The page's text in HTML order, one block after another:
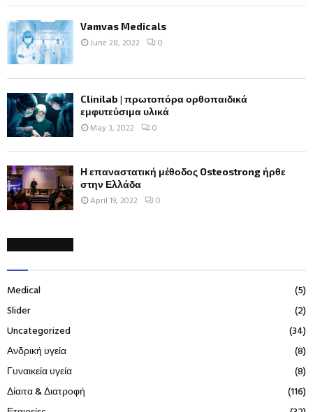
Vamvas Medicals
June 28, 2022 0
Clinilab | πρωτοπόρα ορθοπαιδικά
εμφυτεύσιμα υλικά
May 3, 2022 0
Η επαναστατική μέθοδος Osteostrong ήρθε
στην Ελλάδα
April 19, 2022 0
Medical
(5)
Slider
(2)
Uncategorized
(34)
Ανδρική υγεία
(8)
Γυναικεία υγεία
(8)
Δίαιτα & Διατροφή
(116)